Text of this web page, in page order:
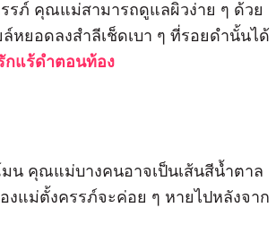
รภ์ คุณแม่สามารถดูแลผิวง่าย ๆ ด้วย
หยอดลงสำลีเช็ดเบา ๆ ที่รอยดำนั้นได้
กแร้ดำตอนท้อง
มน คุณแม่บางคนอาจเป็นเส้นสีน้ำตาล
งแม่ตั้งครรภ์จะค่อย ๆ หายไปหลังจาก